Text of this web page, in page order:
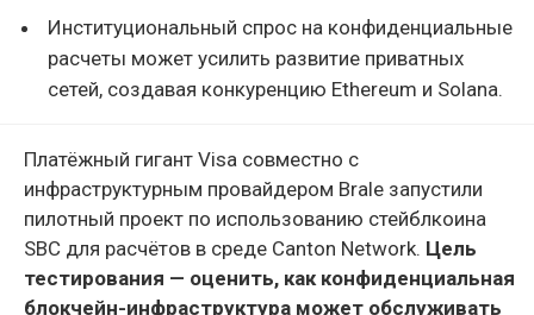
Институциональный спрос на конфиденциальные
расчеты может усилить развитие приватных
сетей, создавая конкуренцию Ethereum и Solana.
Платёжный гигант Visa совместно с
инфраструктурным провайдером Brale запустили
пилотный проект по использованию стейблкоина
SBC для расчётов в среде Canton Network. Цель
тестирования — оценить, как конфиденциальная
блокчейн-инфраструктура может обслуживать